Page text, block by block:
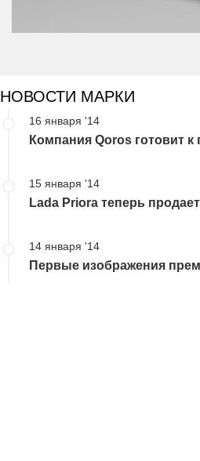
НОВОСТИ МАРКИ
16 января '14
Компания Qoros готовит к
15 января '14
Lada Priora теперь
14 января '14
Первые изображения